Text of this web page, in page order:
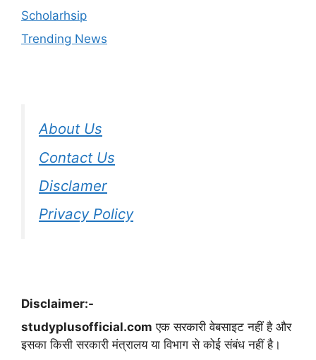
Scholarhsip
Trending News
About Us
Contact Us
Disclamer
Privacy Policy
Disclaimer:-
studyplusofficial.com एक सरकारी वेबसाइट नहीं है और
इसका किसी सरकारी मंत्रालय या विभाग से कोई संबंध नहीं है।